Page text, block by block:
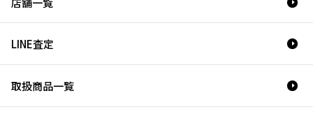
LINE査定
取扱商品一覧